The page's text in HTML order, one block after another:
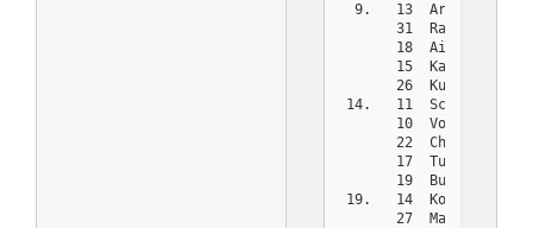
9.   13  Artemov
31  Razmolodin
18  Aistova
15  Katasonov
26  Kuznetsov
14.   11  Schumsky
10  Voronov
22  Chernyshova
17  Tupikin
19  Burov
19.   14  Kozlov
27  Mashinina